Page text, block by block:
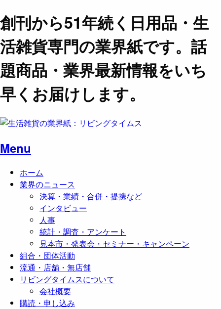
創刊から51年続く日用品・生
活雑貨専門の業界紙です。話
題商品・業界最新情報をいち
早くお届けします。
Menu
ホーム
業界のニュース
決算・業績・合併・提携など
インタビュー
人事
統計・調査・アンケート
見本市・発表会・セミナー・キャンペーン
組合・団体活動
流通・店舗・無店舗
リビングタイムスについて
会社概要
購読・申し込み